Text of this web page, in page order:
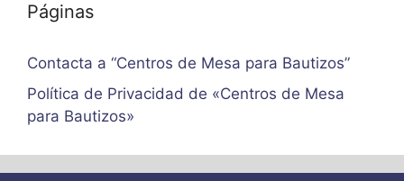
Páginas
Contacta a “Centros de Mesa para Bautizos”
Política de Privacidad de «Centros de Mesa
para Bautizos»